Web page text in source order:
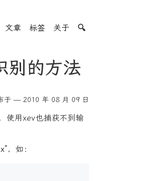
文章 标签 关于 🔍
别的方法
于 — 2010 年 08 月 09 日
使用xev也捕获不到输
，如：